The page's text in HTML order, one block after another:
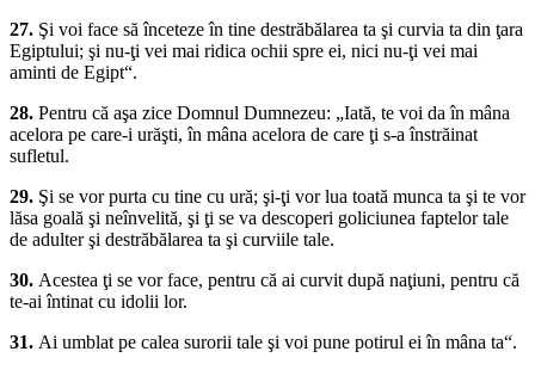
27. Şi voi face să înceteze în tine destrăbălarea ta şi curvia ta din ţara
Egiptului; şi nu-ţi vei mai ridica ochii spre ei, nici nu-ţi vei mai
aminti de Egipt“.
28. Pentru că aşa zice Domnul Dumnezeu: „Iată, te voi da în mâna
acelora pe care-i urăşti, în mâna acelora de care ţi s-a înstrăinat
sufletul.
29. Şi se vor purta cu tine cu ură; şi-ţi vor lua toată munca ta şi te vor
lăsa goală şi neînvelită, şi ţi se va descoperi goliciunea faptelor tale
de adulter şi destrăbălarea ta şi curviile tale.
30. Acestea ţi se vor face, pentru că ai curvit după naţiuni, pentru că
te-ai întinat cu idolii lor.
31. Ai umblat pe calea surorii tale şi voi pune potirul ei în mâna ta“.